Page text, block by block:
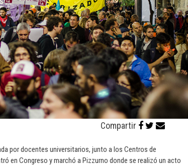
Compartir
por docentes universitarios, junto a los Centros de
en Congreso y marchó a Pizzurno donde se realizó un acto